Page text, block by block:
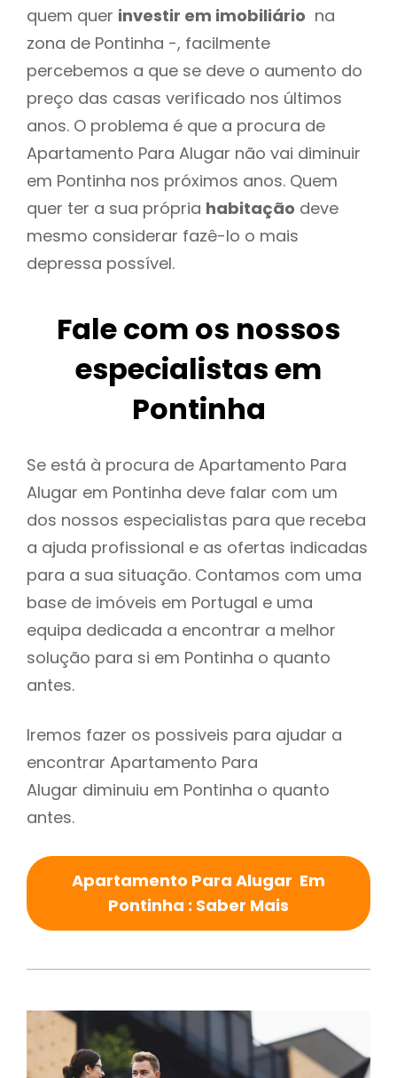
quem quer investir em imobiliário na
zona de Pontinha -, facilmente
percebemos a que se deve o aumento do
preço das casas verificado nos últimos
anos. O problema é que a procura de
Apartamento Para Alugar não vai diminuir
em Pontinha nos próximos anos. Quem
quer ter a sua própria habitação deve
mesmo considerar fazê-lo o mais
depressa possível.
Fale com os nossos
especialistas em
Pontinha
Se está à procura de Apartamento Para
Alugar em Pontinha deve falar com um
dos nossos especialistas para que receba
a ajuda profissional e as ofertas indicadas
para a sua situação. Contamos com uma
base de imóveis em Portugal e uma
equipa dedicada a encontrar a melhor
solução para si em Pontinha o quanto
antes.
Iremos fazer os possiveis para ajudar a
encontrar Apartamento Para
Alugar diminuiu em Pontinha o quanto
antes.
Apartamento Para Alugar Em
Pontinha : Saber Mais